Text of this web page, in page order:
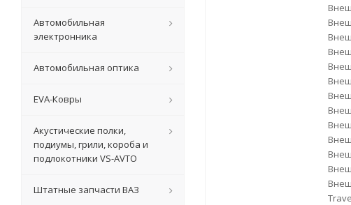
Автомобильная
электронника
Автомобильная оптика
EVA-Ковры
Акустические полки,
подиумы, грили, короба и
подлокотники VS-AVTO
Штатные запчасти ВАЗ